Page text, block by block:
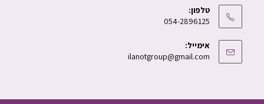
טלפון:
054-2896125
אימייל:
ilanotgroup@gmail.com